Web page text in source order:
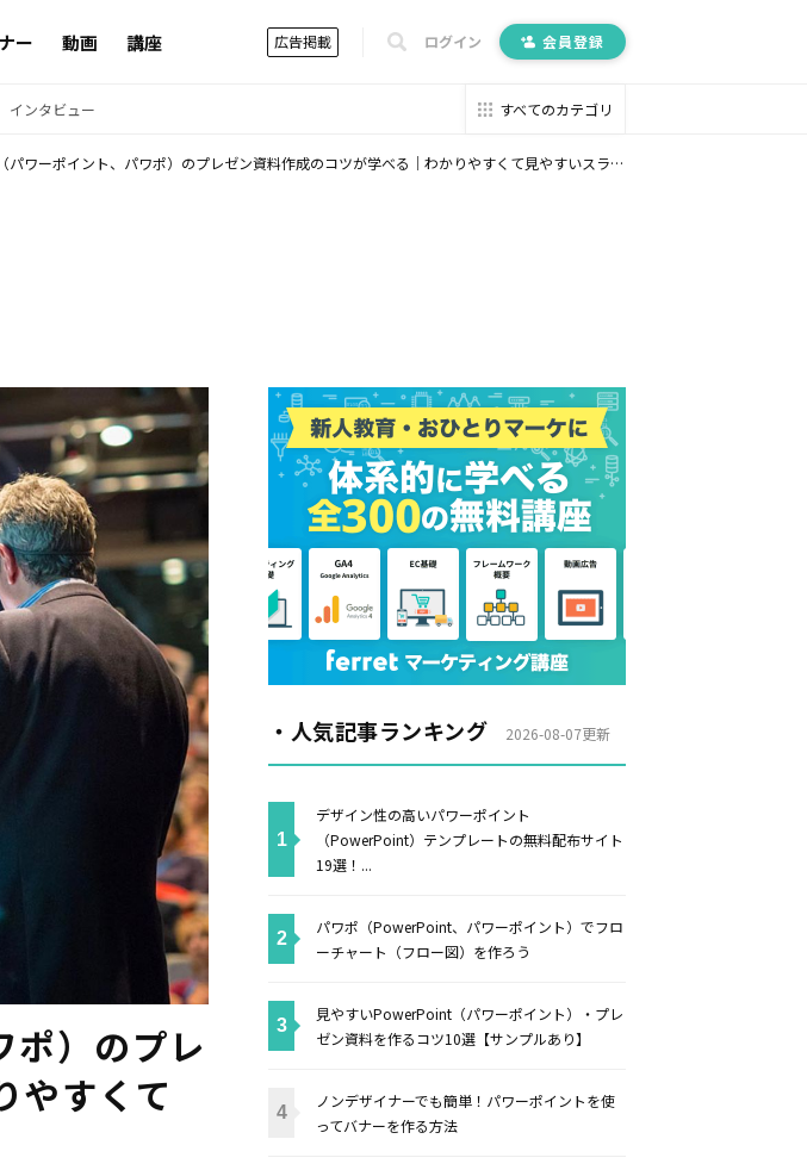
ー 動画 講座 広告掲載 ログイン 会員登録
インタビュー すべてのカテゴリ
ワーポイント、パワポ）のプレゼン資料作成のコツが学べる｜わかりやすくて見やすいスライド13選
）のプレ
やすくて
・人気記事ランキング 2026-08-07更新
デザイン性の高いパワーポイント
（PowerPoint）テンプレートの無料配布サイト
19選！...
パワポ（PowerPoint、パワーポイント）でフロ
ーチャート（フロー図）を作ろう
見やすいPowerPoint（パワーポイント）・プレ
ゼン資料を作るコツ10選【サンプルあり】
ノンデザイナーでも簡単！パワーポイントを使
ってバナーを作る方法